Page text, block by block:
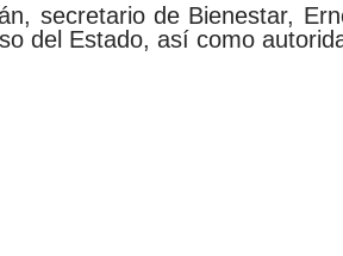
secretario de Bienestar,
del Estado, así como